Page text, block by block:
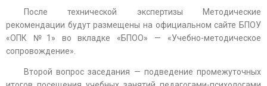
После технической экспертизы Методические
рекомендации будут размещены на официальном сайте БПОУ
«ОПК №1» во вкладке «БПОО» — «Учебно-методическое
сопровождение».
Второй вопрос заседания — подведение промежуточных